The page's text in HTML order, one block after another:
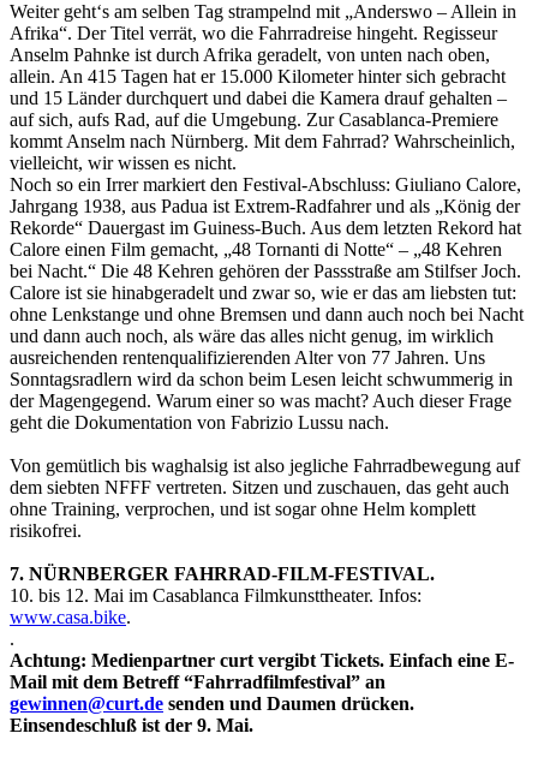
Weiter geht‘s am selben Tag strampelnd mit „Anderswo – Allein in
Afrika“. Der Titel verrät, wo die Fahrradreise hingeht. Regisseur
Anselm Pahnke ist durch Afrika geradelt, von unten nach oben,
allein. An 415 Tagen hat er 15.000 Kilometer hinter sich gebracht
und 15 Länder durchquert und dabei die Kamera drauf gehalten –
auf sich, aufs Rad, auf die Umgebung. Zur Casablanca-Premiere
kommt Anselm nach Nürnberg. Mit dem Fahrrad? Wahrscheinlich,
vielleicht, wir wissen es nicht.
Noch so ein Irrer markiert den Festival-Abschluss: Giuliano Calore,
Jahrgang 1938, aus Padua ist Extrem-Radfahrer und als „König der
Rekorde“ Dauergast im Guiness-Buch. Aus dem letzten Rekord hat
Calore einen Film gemacht, „48 Tornanti di Notte“ – „48 Kehren
bei Nacht.“ Die 48 Kehren gehören der Passstraße am Stilfser Joch.
Calore ist sie hinabgeradelt und zwar so, wie er das am liebsten tut:
ohne Lenkstange und ohne Bremsen und dann auch noch bei Nacht
und dann auch noch, als wäre das alles nicht genug, im wirklich
ausreichenden rentenqualifizierenden Alter von 77 Jahren. Uns
Sonntagsradlern wird da schon beim Lesen leicht schwummerig in
der Magengegend. Warum einer so was macht? Auch dieser Frage
geht die Dokumentation von Fabrizio Lussu nach.
Von gemütlich bis waghalsig ist also jegliche Fahrradbewegung auf
dem siebten NFFF vertreten. Sitzen und zuschauen, das geht auch
ohne Training, verprochen, und ist sogar ohne Helm komplett
risikofrei.
7. NÜRNBERGER FAHRRAD-FILM-FESTIVAL.
10. bis 12. Mai im Casablanca Filmkunsttheater. Infos:
www.casa.bike.
.
Achtung: Medienpartner curt vergibt Tickets. Einfach eine E-
Mail mit dem Betreff “Fahrradfilmfestival” an
gewinnen@curt.de senden und Daumen drücken.
Einsendeschluß ist der 9. Mai.